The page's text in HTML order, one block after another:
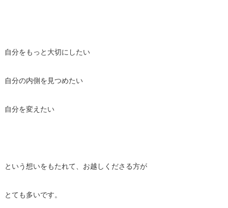
自分をもっと大切にしたい
自分の内側を見つめたい
自分を変えたい
という想いをもたれて、お越しくださる方が
とても多いです。